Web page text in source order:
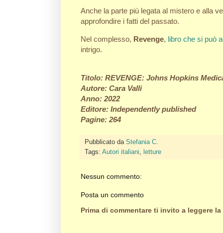
Anche la parte più legata al mistero e alla
approfondire i fatti del passato.
Nel complesso, Revenge, libro che si può
intrigo.
Titolo: REVENGE: Johns Hopkins
Autore: Cara Valli
Anno: 2022
Editore: Independently published
Pagine: 264
Pubblicato da Stefania C.
Tags: Autori italiani, letture
Nessun commento:
Posta un commento
Prima di commentare ti invito a leggere la